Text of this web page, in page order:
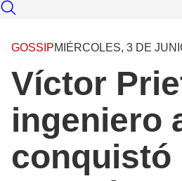
GOSSIPMIÉRCOLES, 3 DE
Víctor
ingeniero
conquistó